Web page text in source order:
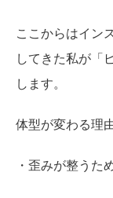
ここからはイン
してきた私が「
します。
体型が変わる理
・歪みが整うた